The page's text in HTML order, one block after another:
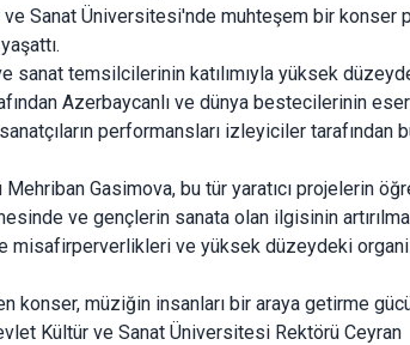
Sanat Üniversitesi'nde muhteşem bir konser
temsilcilerinin katılımıyla yüksek
Azerbaycanlı ve dünya bestecilerinin
performansları izleyiciler tarafından
Gasimova, bu tür yaratıcı projelerin
ve gençlerin sanata olan ilgisinin
misafirperverlikleri ve yüksek düzeydeki
konser, müziğin insanları bir araya getirme
Kültür ve Sanat Üniversitesi Rektörü Ceyran